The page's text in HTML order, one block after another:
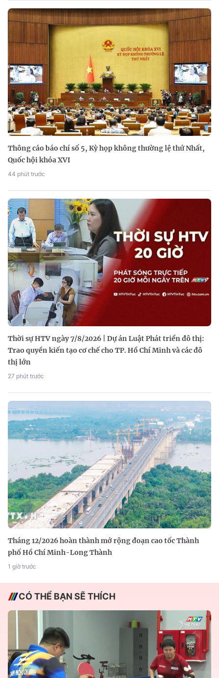
Thông cáo báo chí số 5, Kỳ họp không thường lệ thứ Nhất,
Quốc hội khóa XVI
44 phút trước
Thời sự HTV ngày 7/8/2026 | Dự án Luật Phát triển đô thị:
Trao quyền kiến tạo cơ chế cho TP. Hồ Chí Minh và các đô
thị lớn
27 phút trước
Tháng 12/2026 hoàn thành mở rộng đoạn cao tốc Thành
phố Hồ Chí Minh-Long Thành
1 giờ trước
CÓ THỂ BẠN SẼ THÍCH